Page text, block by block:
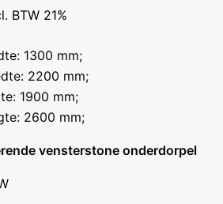
BTW 21%
1300 mm;
2200 mm;
1900 mm;
2600 mm;
vensterstone onderdorpel